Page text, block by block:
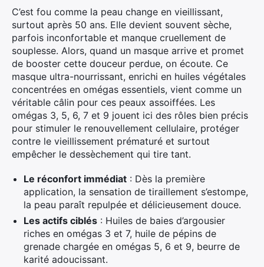
C’est fou comme la peau change en vieillissant,
surtout après 50 ans. Elle devient souvent sèche,
parfois inconfortable et manque cruellement de
souplesse. Alors, quand un masque arrive et promet
de booster cette douceur perdue, on écoute. Ce
masque ultra-nourrissant, enrichi en huiles végétales
concentrées en omégas essentiels, vient comme un
véritable câlin pour ces peaux assoiffées. Les
omégas 3, 5, 6, 7 et 9 jouent ici des rôles bien précis
pour stimuler le renouvellement cellulaire, protéger
contre le vieillissement prématuré et surtout
empêcher le dessèchement qui tire tant.
Le réconfort immédiat : Dès la première
application, la sensation de tiraillement s’estompe,
la peau paraît repulpée et délicieusement douce.
Les actifs ciblés : Huiles de baies d’argousier
riches en omégas 3 et 7, huile de pépins de
grenade chargée en omégas 5, 6 et 9, beurre de
karité adoucissant.